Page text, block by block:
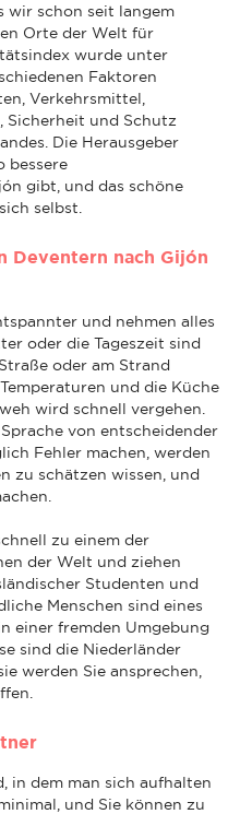
wir schon seit langem
Orte der Welt für
wurde unter
Faktoren
Verkehrsmittel,
Sicherheit und Schutz
Die Herausgeber
bessere
gibt, und das schöne
selbst.
Deventern nach Gijón
und nehmen alles
oder die Tageszeit sind
oder am Strand
und die Küche
wird schnell vergehen.
von entscheidender
Fehler machen, werden
zu schätzen wissen, und
zu einem der
der Welt und ziehen
Studenten und
Menschen sind eines
einer fremden Umgebung
sind die Niederländer
werden Sie ansprechen,
in dem man sich aufhalten
und Sie können zu